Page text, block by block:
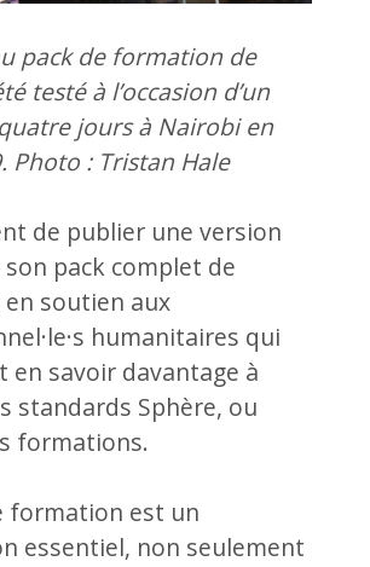
pack de formation de
testé à l’occasion d’un
jours à Nairobi en
Photo : Tristan Hale
de publier une version
son pack complet de
soutien aux
humanitaires qui
en savoir davantage à
standards Sphère, ou
formations.
formation est un
essentiel, non seulement